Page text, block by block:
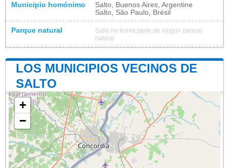
Municipio homónimo
Salto, Buenos Aires, Argentine
Salto, São Paulo, Brésil
Parque natural
Salto no forma parte de ningún parque
natural
LOS MUNICIPIOS VECINOS DE
SALTO
+
−